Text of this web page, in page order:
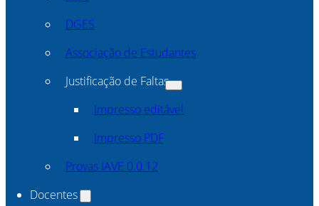
DGES
Associação de Estudantes
Justificação de Faltas
Impresso editável
Impresso PDF
Provas IAVE 0.0.12
Docentes